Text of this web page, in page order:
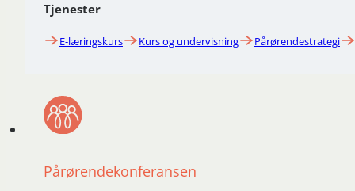
Tjenester
E-læringskurs Kurs og undervisning Pårørendestrategi
Pårørendekonferansen